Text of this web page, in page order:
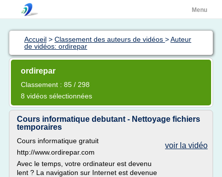
Menu
Accueil > Classement des auteurs de vidéos >Auteur
de vidéos: ordirepar
ordirepar
Classement : 85 / 298
8 vidéos sélectionnées
Cours informatique debutant - Nettoyage fichiers
temporaires
voir la vidéo
Cours informatique gratuit
http://www.ordirepar.com
Avec le temps, votre ordinateur est devenu
lent ? La navigation sur Internet est devenue